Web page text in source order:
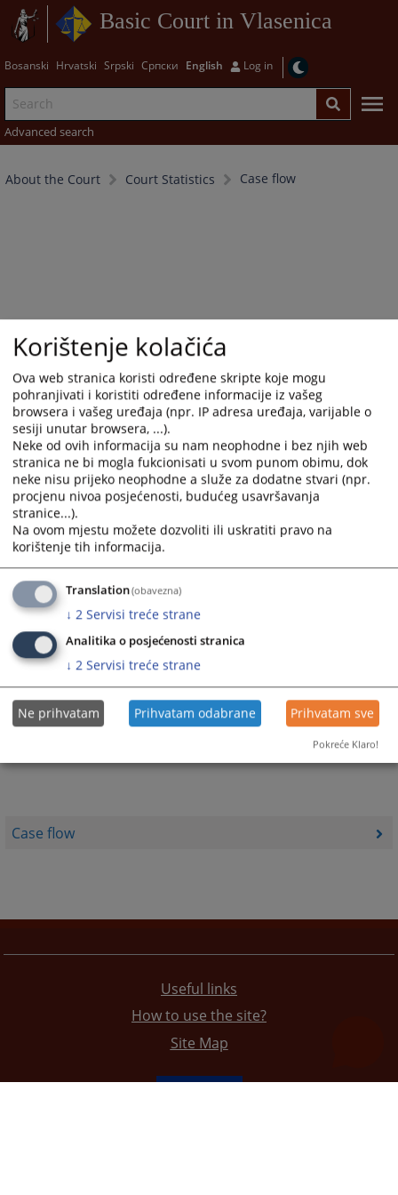
Basic Court in Vlasenica
Bosanski Hrvatski Srpski Српски English Log in
Advanced search
About the Court Court Statistics Case flow
Case flow
Trenutno nema vijesti
Useful links
How to use the site?
Site Map
Korištenje kolačića
Ova web stranica koristi određene skripte koje mogu
pohranjivati i koristiti određene informacije iz vašeg
browsera i vašeg uređaja (npr. IP adresa uređaja, varijable o
sesiji unutar browsera, ...).
Neke od ovih informacija su nam neophodne i bez njih web
stranica ne bi mogla fukcionisati u svom punom obimu, dok
neke nisu prijeko neophodne a služe za dodatne stvari (npr.
procjenu nivoa posjećenosti, budućeg usavršavanja
stranice...).
Na ovom mjestu možete dozvoliti ili uskratiti pravo na
korištenje tih informacija.
Translation(obavezna)
↓ 2 Servisi treće strane
Analitika o posjećenosti stranica
↓ 2 Servisi treće strane
Ne prihvatam Prihvatam odabrane Prihvatam sve
Pokreće Klaro!